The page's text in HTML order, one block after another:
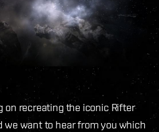
on recreating the iconic Rifter
we want to hear from you which